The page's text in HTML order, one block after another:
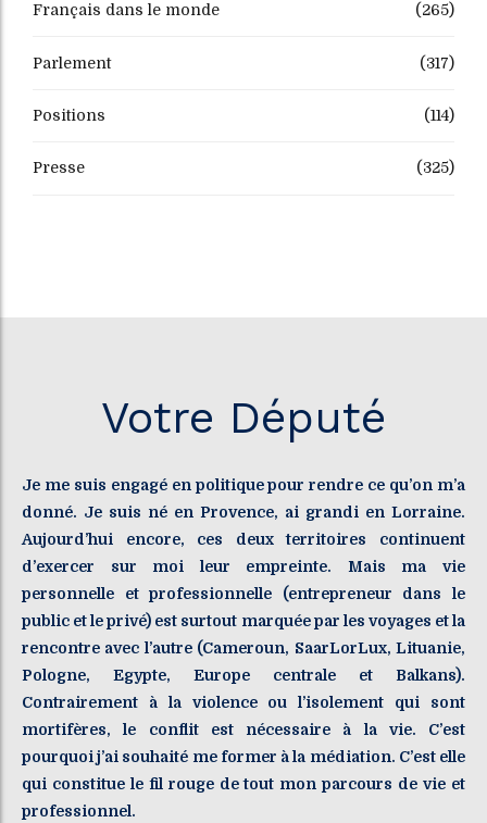
Français dans le monde (265)
Parlement (317)
Positions (114)
Presse (325)
Votre Député
Je me suis engagé en politique pour rendre ce qu’on m’a
donné. Je suis né en Provence, ai grandi en Lorraine.
Aujourd’hui encore, ces deux territoires continuent
d’exercer sur moi leur empreinte. Mais ma vie
personnelle et professionnelle (entrepreneur dans le
public et le privé) est surtout marquée par les voyages et la
rencontre avec l’autre (Cameroun, SaarLorLux, Lituanie,
Pologne, Egypte, Europe centrale et Balkans).
Contrairement à la violence ou l’isolement qui sont
mortifères, le conflit est nécessaire à la vie. C’est
pourquoi j’ai souhaité me former à la médiation. C’est elle
qui constitue le fil rouge de tout mon parcours de vie et
professionnel.